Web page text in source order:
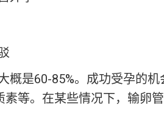
是60-85%。成功受孕的
等。在某些情况下，输卵